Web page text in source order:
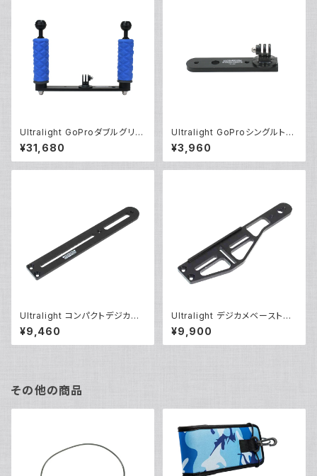
Ultralight GoProダブルグリッ
プトレーセット [40221]
¥31,680
Ultralight GoProシングルトレ
ー [40217]
¥3,960
Ultralight コンパクトデジカメト
レー [40155]
¥9,460
Ultralight デジカメベーストレ
ー [40108]
¥9,900
その他の商品